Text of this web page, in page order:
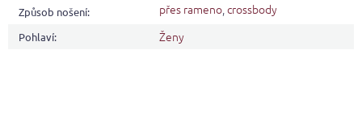
Způsob nošení: přes rameno,crossbody
Pohlaví: Ženy